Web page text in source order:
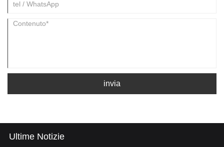
invia
Ultime Notizie